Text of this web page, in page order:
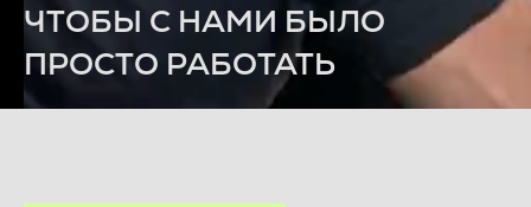
ЧТОБЫ С НАМИ БЫЛО
ПРОСТО РАБОТАТЬ